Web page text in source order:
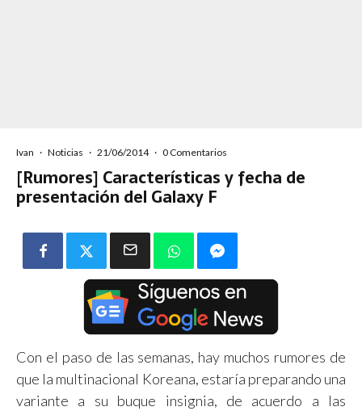
Ivan · Noticias · 21/06/2014 · 0 Comentarios
[Rumores] Características y fecha de
presentación del Galaxy F
Con el paso de las semanas, hay muchos rumores de
que la multinacional Koreana, estaría preparando una
variante a su buque insignia, de acuerdo a las